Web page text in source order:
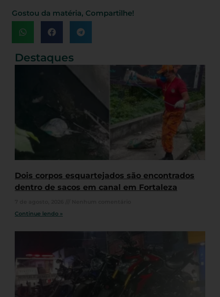
Gostou da matéria, Compartilhe!
Destaques
Dois corpos esquartejados são encontrados
dentro de sacos em canal em Fortaleza
Continue lendo »